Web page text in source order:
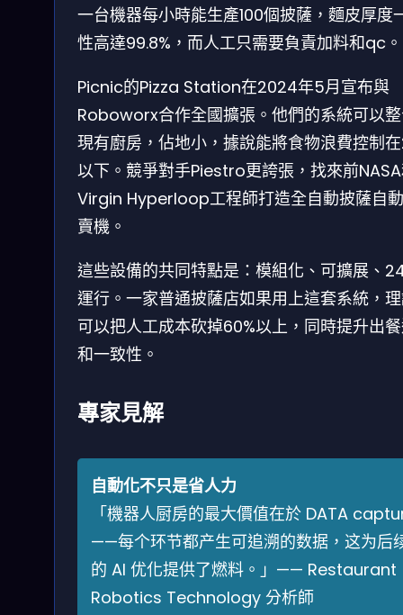
一台機器每小時能生產100個披薩，麵皮厚度
性高達99.8%，而人工只需要負責加料和qc。
Picnic的Pizza Station在2024年5月宣布與
Roboworx合作全國擴張。他們的系統可以
現有廚房，佔地小，據說能將食物浪費控制
以下。競爭對手Piestro更誇張，找來前
Virgin Hyperloop工程師打造全自動披薩自
賣機。
這些設備的共同特點是：模組化、可擴展、
運行。一家普通披薩店如果用上這套系統，
可以把人工成本砍掉60%以上，同時提升出
和一致性。
專家見解
自動化不只是省人力
「機器人厨房的最大價值在於 DATA
——每个环节都产生可追溯的数据，这为后
的 AI 优化提供了燃料。」—— Restaurant
Robotics Technology 分析師